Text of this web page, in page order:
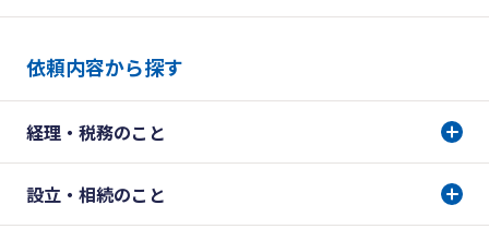
依頼内容から探す
経理・税務のこと
設立・相続のこと